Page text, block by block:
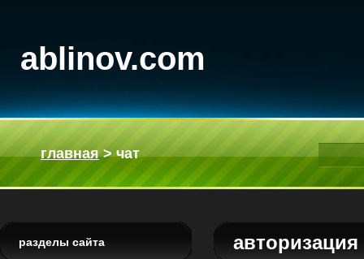
ablinov.com
главная>чат
разделы сайта